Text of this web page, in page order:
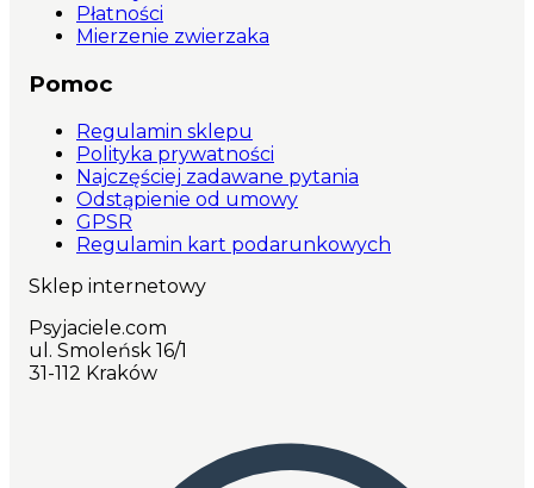
Płatności
Mierzenie zwierzaka
Pomoc
Regulamin sklepu
Polityka prywatności
Najczęściej zadawane pytania
Odstąpienie od umowy
GPSR
Regulamin kart podarunkowych
Sklep internetowy
Psyjaciele.com
ul. Smoleńsk 16/1
31-112 Kraków